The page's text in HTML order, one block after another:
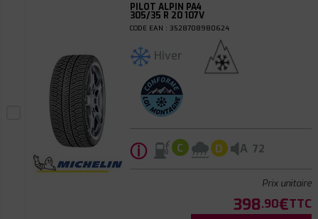
PILOT ALPIN PA4
305/35 R 20 107V
CODE EAN : 3528708980624
Hiver
ⓘ C D A 72
Prix unitaire
398.90€TTC